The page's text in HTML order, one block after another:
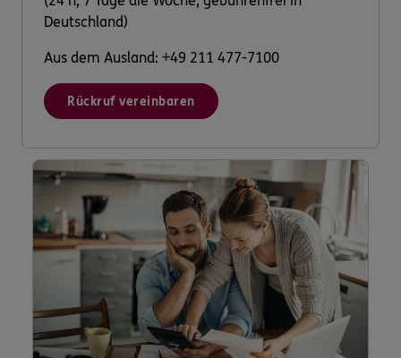
Deutschland)
Aus dem Ausland: +49 211 477-7100
Rückruf vereinbaren